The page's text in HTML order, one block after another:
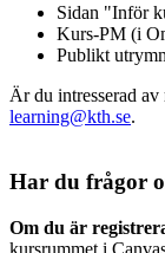
Sidan "Inför
Kurs-PM (i
Publikt
Är du intresserad
learning@kth.se.
Har du frågor
Om du är
kursrummet i